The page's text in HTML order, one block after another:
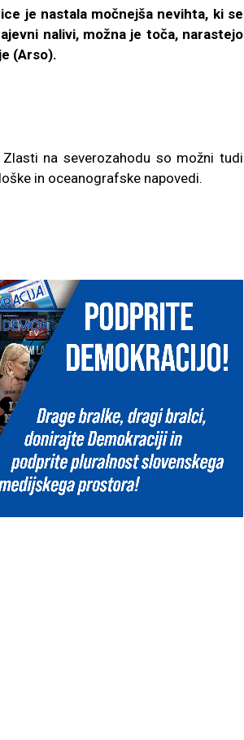
je nastala močnejša nevihta, ki se
nalivi, možna je toča, narastejo
(Arso).
na severozahodu so možni tudi
in oceanografske napovedi.